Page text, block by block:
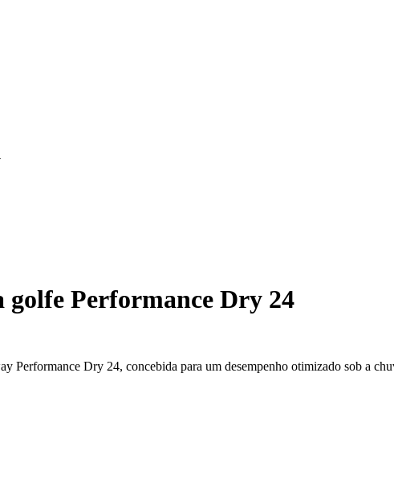
golfe Performance Dry 24
Performance Dry 24, concebida para um desempenho otimizado sob a